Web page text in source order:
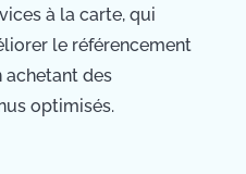
à la carte, qui
le référencement
achetant des
optimisés.